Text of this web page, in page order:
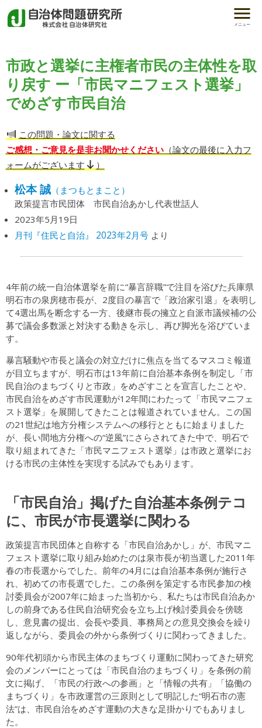
メニュー
市政と選挙に主権者市民の主体性を取
り戻す ー「市民マニフェスト選挙」
でめざす市民自治
この問題・論文に関する
ご感想・ご意見を是非お聞かせください（論文の最後に入力フ
ォームがございます
）
松本 誠（まつもとまこと）
政策提言市民団体 市民自治あかし代表世話人
2023年5月19日
月刊『住民と自治』 2023年2月号より
4年前の統一自治体選挙を前に“暴言辞職”で注目を浴びた兵庫県
明石市の泉房穂市長が、2度目の暴言で「政治家引退」を表明し
て4選出馬を断念する一方、後継市長の擁立と自派市議候補の公
募で議会多数派と対決する動きを示し、再び脚光を浴びていま
す。
暴言騒動や市長と議会の対立だけに焦点を当てるマスコミ報道
が目立ちますが、明石市は13年前に自治基本条例を制定し「市
民自治のまちづくりと市政」をめざすことを宣言したことや、
市民自治をめざす市民運動が12年間にわたって「市民マニフェ
スト選挙」を展開してきたことは報道されていません。この国
の21世紀は地方分権システムへの移行とともに始まりました
が、長い間地方分権への“逆風”にさらされてきた中で、明石で
取り組まれてきた「市民マニフェスト選挙」は市政と選挙にお
ける市民の主体性を実現する試みでもあります。
「市民自治」掲げた自治基本条例テコ
に、市民が市長選挙に関わる
政策提言市民団体と自称する「市民自治あかし」が、市民マニ
フェスト選挙に取り組み始めたのは泉市長が初当選した2011年
春の市長選からでした。前年の4月には自治基本条例が施行さ
れ、初めての市長選でした。この条例を策定する市民参加の検
討委員会が2007年に始まった当初から、私たちは市民自治あか
しの前身である住民自治研究会を立ち上げ検討委員会を傍聴
し、意見書の提出、会長や委員、事務局との意見交換会を繰り
返しながら、委員会の外から条例づくりに関わってきました。
90年代初頭から市民主体のまちづくり運動に関わってきた研究
会のメンバーにとっては「市民自治のまちづくり」を条例の前
文に掲げ、「市民の行政への参画」と「情報の共有」「協働の
まちづくり」を市政運営の三原則として明記した“明石市の憲
法”は、市民自治をめざす運動の大きな足掛かりでもありまし
た。